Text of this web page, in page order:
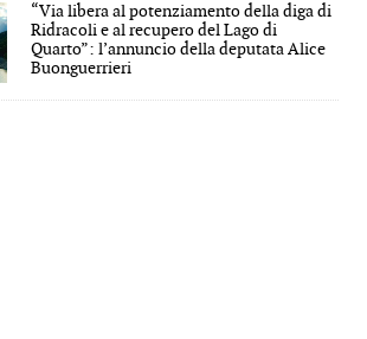
“Via libera al potenziamento della diga di
Ridracoli e al recupero del Lago di
Quarto”: l’annuncio della deputata Alice
Buonguerrieri